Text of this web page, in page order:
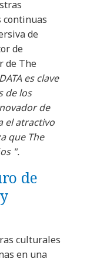
continuas
de
de
de The
es clave
de los
de
el atractivo
que The
".
de
culturales
en una